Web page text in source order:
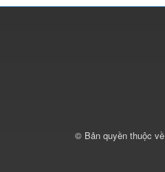
© Bản quyền thuộc về